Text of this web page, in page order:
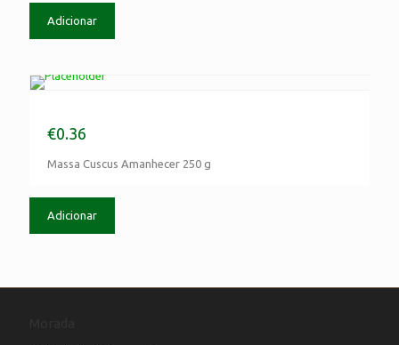
Adicionar
€0.36
Massa Cuscus Amanhecer 250 g
Adicionar